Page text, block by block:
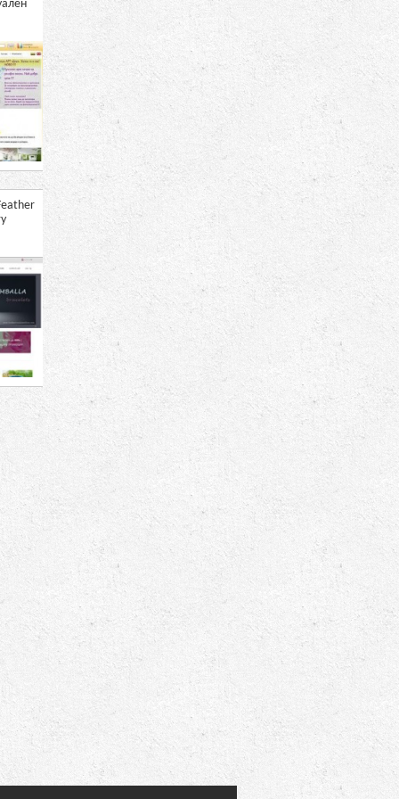
Приказният свят на
натуралната козметика
Магазин ЯДКИТЕ
Арт Магазин на Вера
Пенева